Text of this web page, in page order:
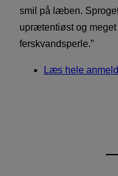
smil på læben.
uprætentiøst og
ferskvandsperle.”
Læs hele